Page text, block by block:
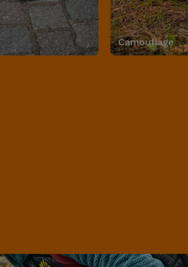
Camouflage